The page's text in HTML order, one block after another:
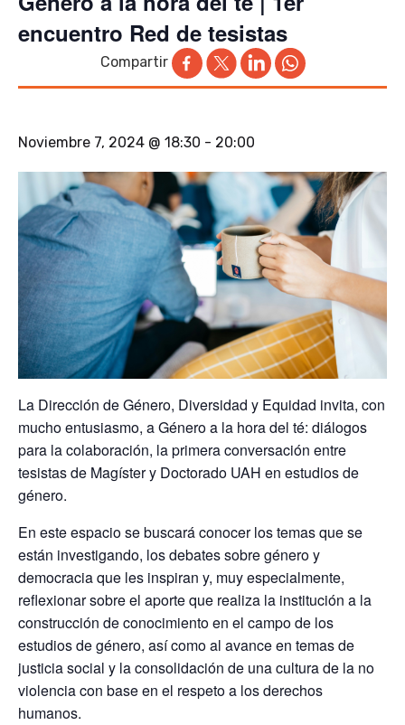
encuentro Red de tesistas
Compartir
Noviembre 7, 2024 @ 18:30 - 20:00
La Dirección de Género, Diversidad y Equidad invita, con
mucho entusiasmo, aGénero a la hora del té: diálogos
para la colaboración, la primera conversación entre
tesistas de Magíster y Doctorado UAH en estudios de
género.
En este espacio se buscará conocer los temas que se
están investigando, los debates sobre género y
democracia que les inspiran y, muy especialmente,
reflexionar sobre el aporte que realiza la institución a la
construcción de conocimiento en el campo de los
estudios de género, así como al avance en temas de
justicia social y la consolidación de una cultura de la no
violencia con base en el respeto a los derechos
humanos.